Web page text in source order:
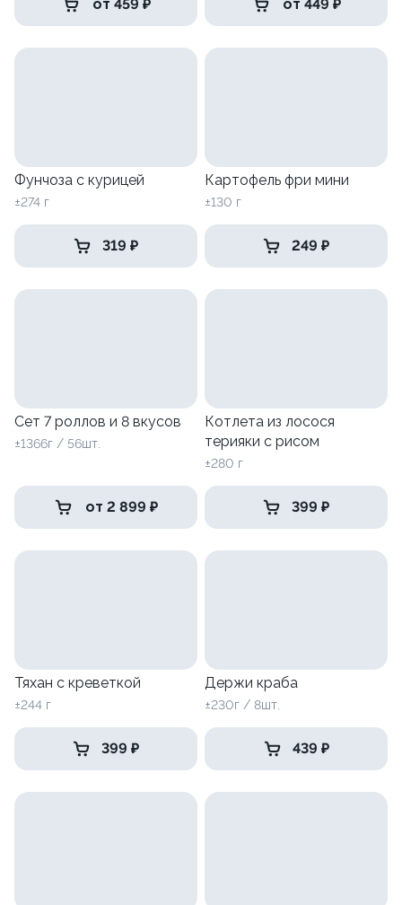
от 459 ₽ от 449 ₽
Фунчоза с курицей
±274 г
319 ₽
Картофель фри мини
±130 г
249 ₽
Сет 7 роллов и 8 вкусов
±1366г / 56шт.
от 2 899 ₽
Котлета из лосося
терияки с рисом
±280 г
399 ₽
Тяхан с креветкой
±244 г
399 ₽
Держи краба
±230г / 8шт.
439 ₽